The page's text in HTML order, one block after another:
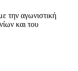
την αγωνιστική
και του